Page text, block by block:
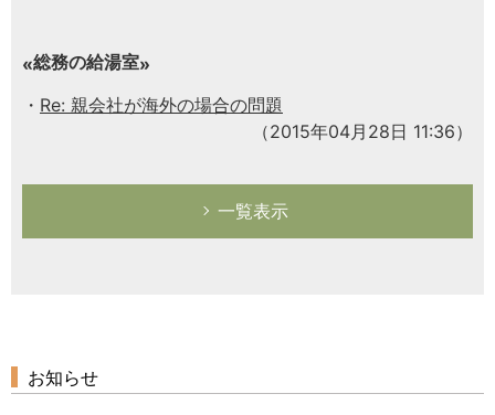
総務の給湯室
Re: 親会社が海外の場合の問題
（2015年04月28日 11:36）
一覧表示
お知らせ